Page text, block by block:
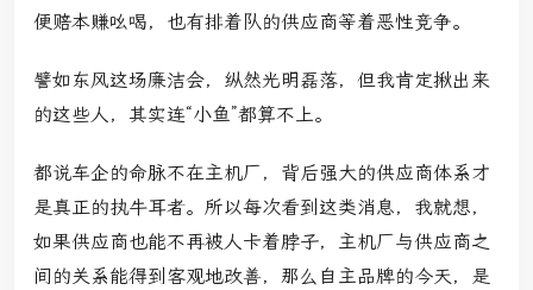
便赔本赚吆喝，也有排着队的供应商等着恶性竞争。
譬如东风这场廉洁会，纵然光明磊落，但我肯定揪出来
的这些人，其实连“小鱼”都算不上。
都说车企的命脉不在主机厂，背后强大的供应商体系才
是真正的执牛耳者。所以每次看到这类消息，我就想，
如果供应商也能不再被人卡着脖子，主机厂与供应商之
间的关系能得到客观地改善，那么自主品牌的今天，是